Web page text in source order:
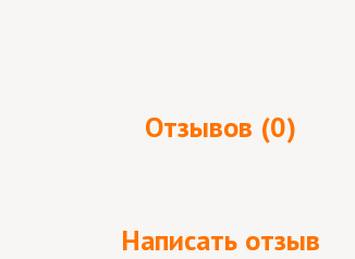
Отзывов (0)
Написать отзыв